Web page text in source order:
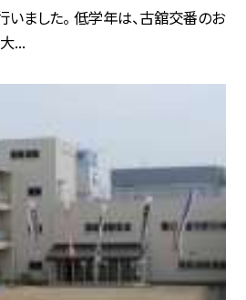
ました。 低学年は、古舘交番のお
...